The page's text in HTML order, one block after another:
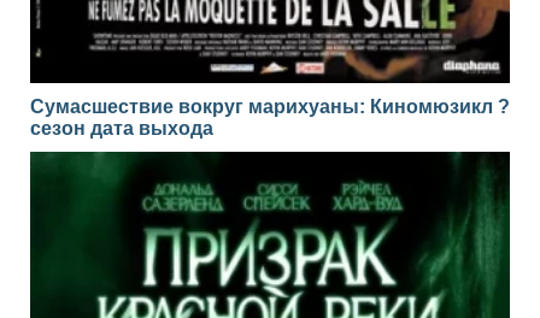
Сумасшествие вокруг марихуаны: Киномюзикл ?
сезон дата выхода